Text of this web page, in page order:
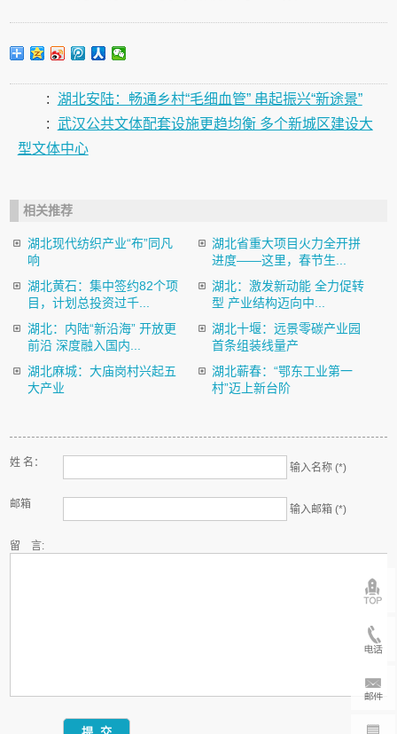
: 湖北安陆：畅通乡村“毛细血管” 串起振兴“新途景”
: 武汉公共文体配套设施更趋均衡 多个新城区建设大
型文体中心
相关推荐
湖北现代纺织产业“布”同凡
响
湖北省重大项目火力全开拼
进度——这里，春节生...
湖北黄石：集中签约82个项
目，计划总投资过千...
湖北：激发新动能 全力促转
型 产业结构迈向中...
湖北：内陆“新沿海” 开放更
前沿 深度融入国内...
湖北十堰：远景零碳产业园
首条组装线量产
湖北麻城：大庙岗村兴起五
大产业
湖北蕲春：“鄂东工业第一
村”迈上新台阶
姓 名： 输入名称 (*)
邮箱 输入邮箱 (*)
留 言: